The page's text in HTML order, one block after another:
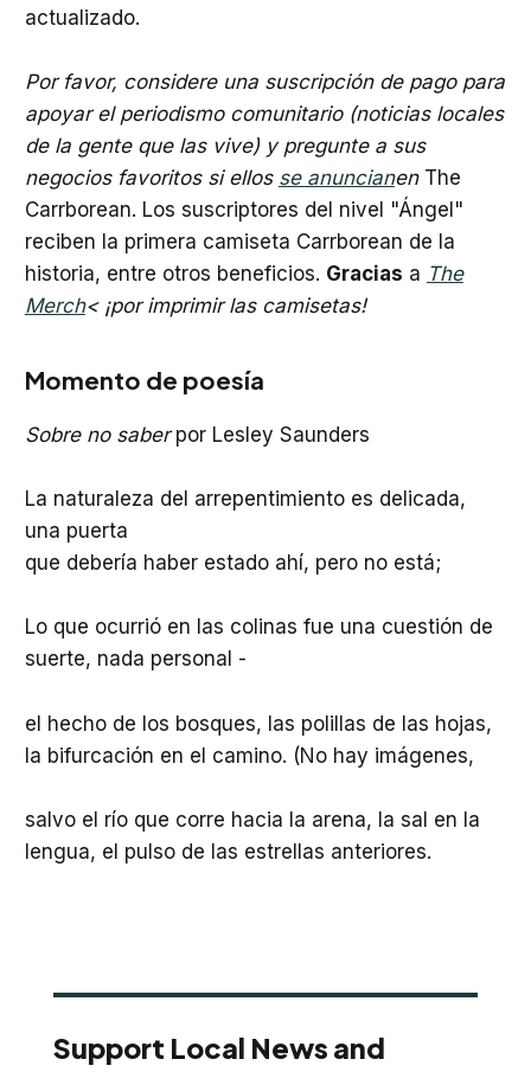
actualizado.
Por favor, considere una suscripción de pago para
apoyar el periodismo comunitario (noticias locales
de la gente que las vive) y pregunte a sus
negocios favoritos si ellos se anuncianen The
Carrborean. Los suscriptores del nivel "Ángel"
reciben la primera camiseta Carrborean de la
historia, entre otros beneficios. Gracias a The
Merch< ¡por imprimir las camisetas!
Momento de poesía
Sobre no saberpor Lesley Saunders
La naturaleza del arrepentimiento es delicada,
una puerta
que debería haber estado ahí, pero no está;
Lo que ocurrió en las colinas fue una cuestión de
suerte, nada personal -
el hecho de los bosques, las polillas de las hojas,
la bifurcación en el camino. (No hay imágenes,
salvo el río que corre hacia la arena, la sal en la
lengua, el pulso de las estrellas anteriores.
Support Local News and